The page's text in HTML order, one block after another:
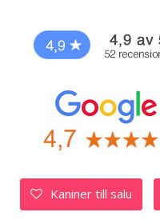
Kaniner till salu